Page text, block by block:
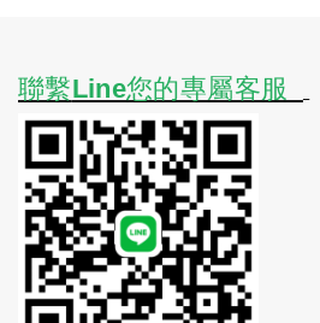
聯繫Line您的專屬客服